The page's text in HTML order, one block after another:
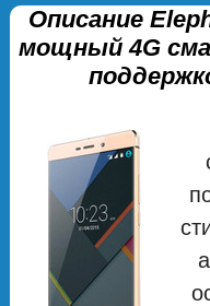
Описание
мощный 4G